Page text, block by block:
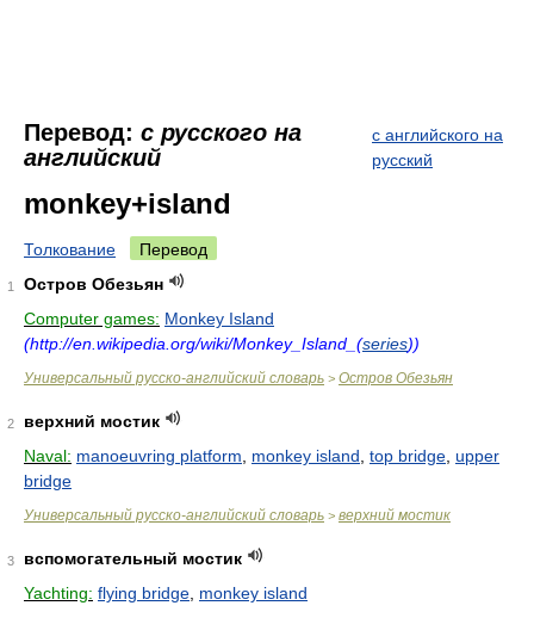
Перевод: с русского на
английский
с английского на
русский
monkey+island
Толкование Перевод
1
Остров Обезьян
Computer games: Monkey Island
(http://en.wikipedia.org/wiki/Monkey_Island_(series))
Универсальный русско-английский словарь > Остров Обезьян
2
верхний мостик
Naval: manoeuvring platform monkey island top bridge upper
bridge
Универсальный русско-английский словарь > верхний мостик
3
вспомогательный мостик
Yachting: flying bridge monkey island